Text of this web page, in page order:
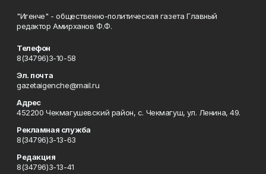
"Игенче" - общественно-политическая газета Главный
редактор Амирханов Ф.Ф.
Телефон
8(34796)3-10-58
Эл. почта
gazetaigenche@mail.ru
Адрес
452200 Чекмагушевский район, с. Чекмагуш, ул. Ленина, 49.
Рекламная служба
8(34796)3-13-63
Редакция
8(34796)3-13-41